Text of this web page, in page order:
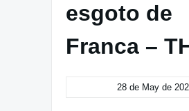
esgoto de
Franca –
28 de May de